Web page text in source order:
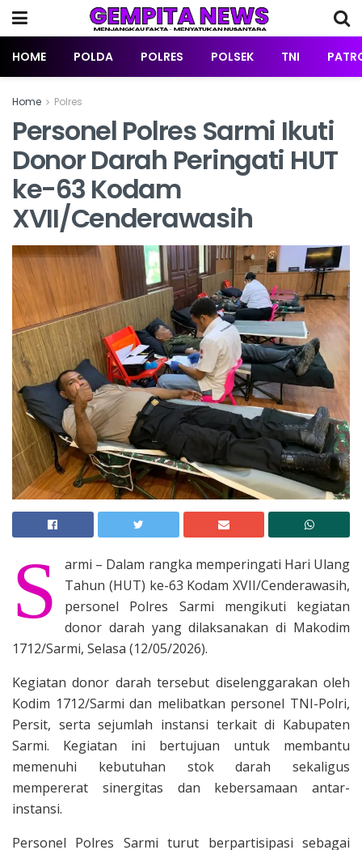
HOME POLDA POLRES POLSEK TNI
Home Polres
Personel Polres Sarmi Ikuti
Donor Darah Peringati HUT
ke-63 Kodam
XVII/Cenderawasih
S
armi – Dalam rangka memperingati Hari Ulang
Tahun (HUT) ke-63 Kodam XVII/Cenderawasih,
personel Polres Sarmi mengikuti kegiatan
donor darah yang dilaksanakan di Makodim
1712/Sarmi, Selasa (12/05/2026).
Kegiatan donor darah tersebut diselenggarakan oleh
Kodim 1712/Sarmi dan melibatkan personel TNI-Polri,
Persit, serta sejumlah instansi terkait di Kabupaten
Sarmi. Kegiatan ini bertujuan untuk membantu
memenuhi kebutuhan stok darah sekaligus
mempererat sinergitas dan kebersamaan antar-
instansi.
Personel Polres Sarmi turut berpartisipasi sebagai